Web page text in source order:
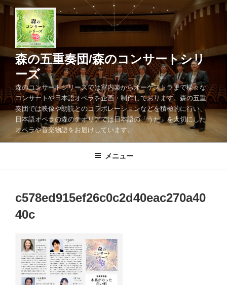
コ
ツ
キ
ッ
プ
森の五重奏団/森のコンサートシリ
ーズ
森のコンサートシリーズでは室内楽からオーケストラまで様々な
コンサートや日本語オペラを企画・制作しております。森の五重
奏団では映像や朗読とのコラボレーションなどを積極的に行い、
日本語オペラの森のテオリアでは日本語の「うた」を大切にした
オペラや音楽物語をお届けしています。
メニュー
c578ed915ef26c0c2d40eac270a40
40c